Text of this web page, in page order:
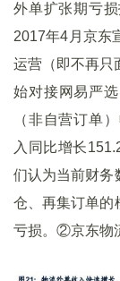
外单扩张期亏
2017年4月京东
运营（即不再只
始对接网易严
（非自营订单
入同比增长
们认为当前财
仓、再集订单的
亏损。②京东物